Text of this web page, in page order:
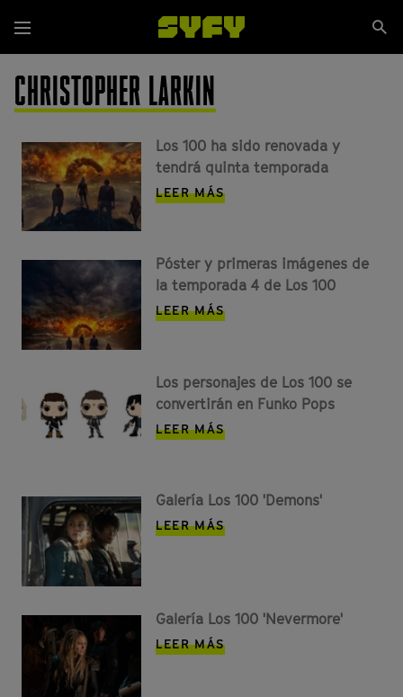
contenido
principal
Menú
CHRISTOPHER LARKIN
Los 100 ha sido renovada y
tendrá quinta temporada
LEER MÁS
Póster y primeras imágenes de
la temporada 4 de Los 100
LEER MÁS
Los personajes de Los 100 se
convertirán en Funko Pops
LEER MÁS
Galería Los 100 'Demons'
LEER MÁS
Galería Los 100 'Nevermore'
LEER MÁS